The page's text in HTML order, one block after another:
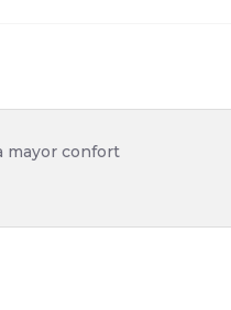
mayor confort